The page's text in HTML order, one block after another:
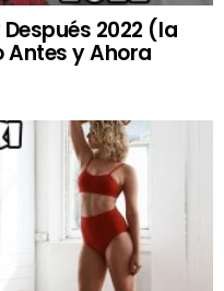
2022 (la
Antes y Ahora